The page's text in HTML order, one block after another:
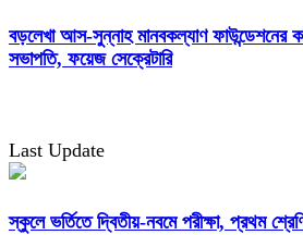
বড়লেখা আস-সুন্নাহ মানবকল্যাণ ফাউন্ডেশনের
সভাপতি, ফয়েজ সেক্রেটারি
Last Update
স্কুলে ভর্তিতে দ্বিতীয়-নবমে পরীক্ষা, প্রথম